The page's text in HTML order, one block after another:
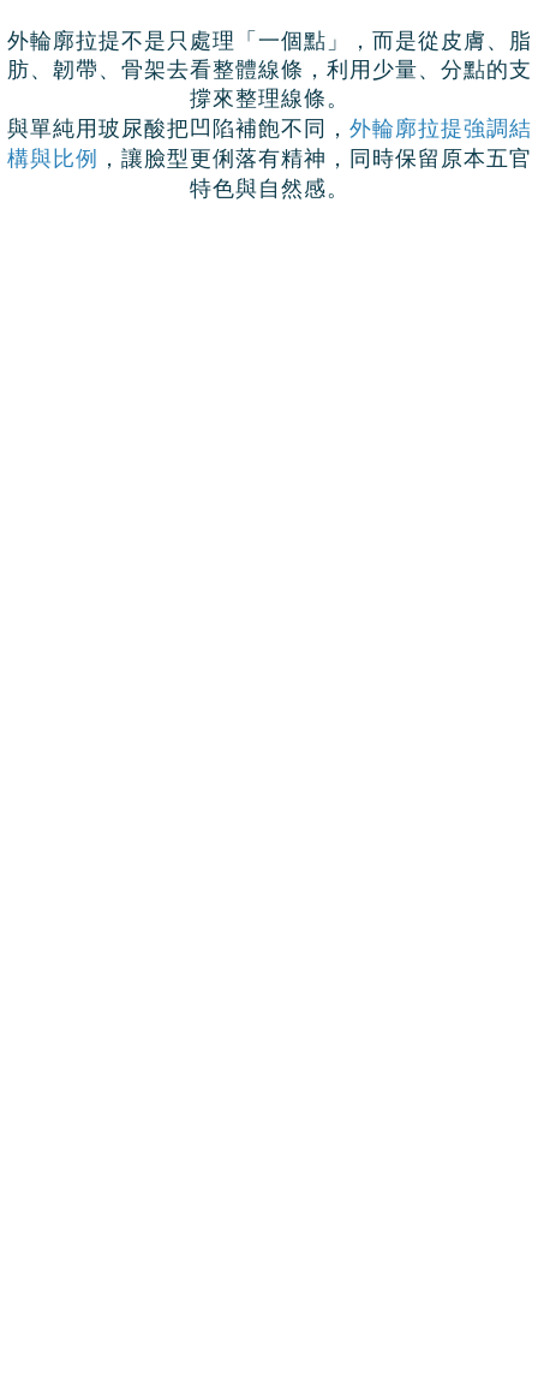
外輪廓拉提不是只處理「一個點」，而是從皮膚、脂
肪、韌帶、骨架去看整體線條，利用少量、分點的支
撐來整理線條。
與單純用玻尿酸把凹陷補飽不同， 外輪廓拉提強調結
構與比例
，讓臉型更俐落有精神，同時保留原本五官
特色與自然感。